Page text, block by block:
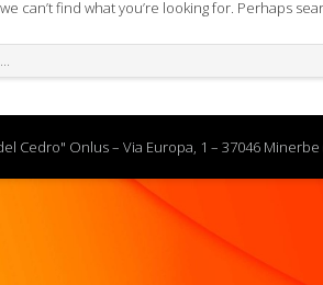
can’t find what you’re looking for. Perhaps
Cedro" Onlus – Via Europa, 1 – 37046 Minerbe